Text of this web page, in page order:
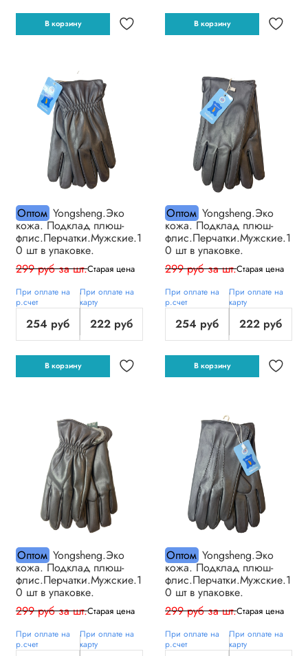
В корзину В корзину
ОптомYongsheng.Эко
кожа. Подклад плюш-
флис.Перчатки.Мужские.1
0 шт в упаковке.
299 руб за шт.Старая цена
При оплате на
р.счет
254 руб
При оплате на
карту
222 руб
В корзину
ОптомYongsheng.Эко
кожа. Подклад плюш-
флис.Перчатки.Мужские.1
0 шт в упаковке.
299 руб за шт.Старая цена
При оплате на
р.счет
254 руб
При оплате на
карту
222 руб
В корзину
ОптомYongsheng.Эко
кожа. Подклад плюш-
флис.Перчатки.Мужские.1
0 шт в упаковке.
299 руб за шт.Старая цена
При оплате на
р.счет
При оплате на
карту
ОптомYongsheng.Эко
кожа. Подклад плюш-
флис.Перчатки.Мужские.1
0 шт в упаковке.
299 руб за шт.Старая цена
При оплате на
р.счет
При оплате на
карту